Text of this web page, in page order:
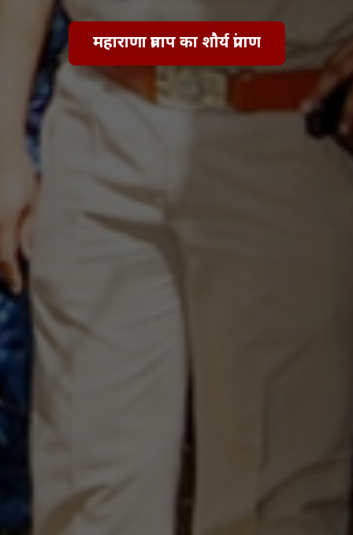
महाराणा प्रताप का शौर्य प्रांगण